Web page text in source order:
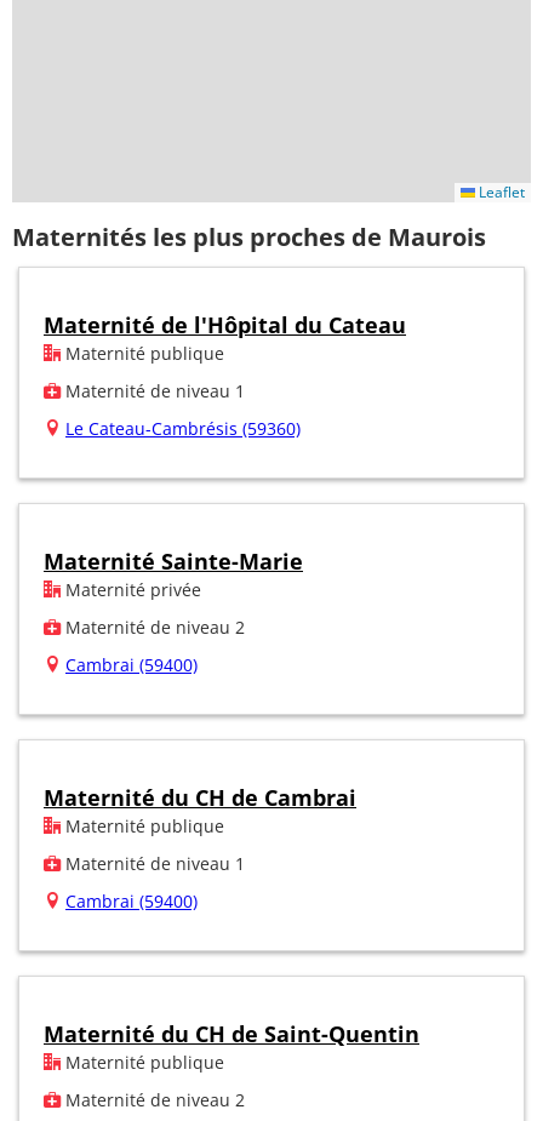
Leaflet
Maternités les plus proches de Maurois
Maternité de l'Hôpital du Cateau
Maternité publique
Maternité de niveau 1
Le Cateau-Cambrésis (59360)
Maternité Sainte-Marie
Maternité privée
Maternité de niveau 2
Cambrai (59400)
Maternité du CH de Cambrai
Maternité publique
Maternité de niveau 1
Cambrai (59400)
Maternité du CH de Saint-Quentin
Maternité publique
Maternité de niveau 2